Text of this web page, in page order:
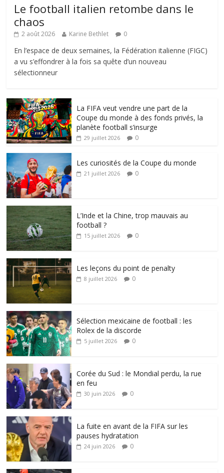
Le football italien retombe dans le
chaos
2 août 2026 Karine Bethlet 0
En l’espace de deux semaines, la Fédération italienne (FIGC)
a vu s’effondrer à la fois sa quête d’un nouveau
sélectionneur
La FIFA veut vendre une part de la
Coupe du monde à des fonds privés, la
planète football s’insurge
29 juillet 2026 0
Les curiosités de la Coupe du monde
21 juillet 2026 0
L’Inde et la Chine, trop mauvais au
football ?
15 juillet 2026 0
Les leçons du point de penalty
8 juillet 2026 0
Sélection mexicaine de football : les
Rolex de la discorde
5 juillet 2026 0
Corée du Sud : le Mondial perdu, la rue
en feu
30 juin 2026 0
La fuite en avant de la FIFA sur les
pauses hydratation
24 juin 2026 0